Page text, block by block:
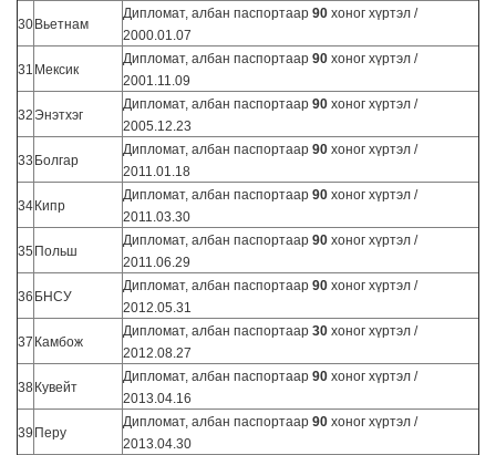
30 Вьетнам
Дипломат, албан паспортаар 90 хоног хүртэл /
2000.01.07
31 Мексик
Дипломат, албан паспортаар 90 хоног хүртэл /
2001.11.09
32Энэтхэг
Дипломат, албан паспортаар 90 хоног хүртэл /
2005.12.23
33 Болгар
Дипломат, албан паспортаар 90 хоног хүртэл /
2011.01.18
34 Кипр
Дипломат, албан паспортаар 90 хоног хүртэл /
2011.03.30
35 Польш
Дипломат, албан паспортаар 90 хоног хүртэл /
2011.06.29
36 БНСУ
Дипломат, албан паспортаар 90 хоног хүртэл /
2012.05.31
37 Камбож
Дипломат, албан паспортаар 30 хоног хүртэл /
2012.08.27
38 Кувейт
Дипломат, албан паспортаар 90 хоног хүртэл /
2013.04.16
39 Перу
Дипломат, албан паспортаар 90 хоног хүртэл /
2013.04.30